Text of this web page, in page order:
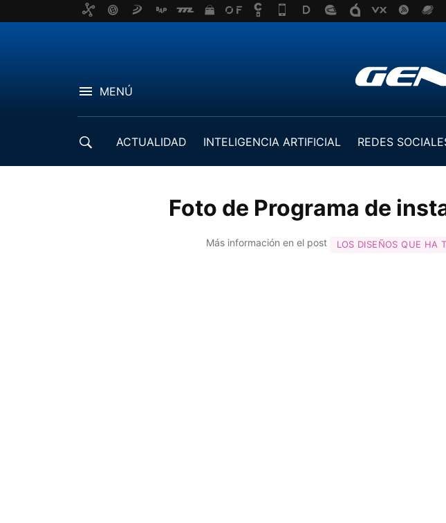
MENÚ
ACTUALIDAD INTELIGENCIA ARTIFICIAL REDES
Foto de Programa de
Más información en el post LOS DISEÑOS QUE HA